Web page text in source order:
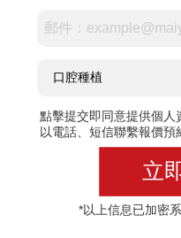
點擊提交即同意提供個人
以電話、短信聯繫報價預
立
*以上信息已加密